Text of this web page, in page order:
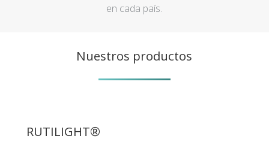
en cada país.
Nuestros productos
RUTILIGHT®